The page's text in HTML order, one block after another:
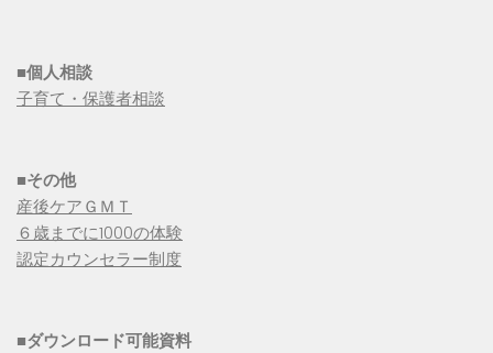
■個人相談
子育て・保護者相談
■その他
産後ケアＧＭＴ
６歳までに1000の体験
認定カウンセラー制度
■ダウンロード可能資料